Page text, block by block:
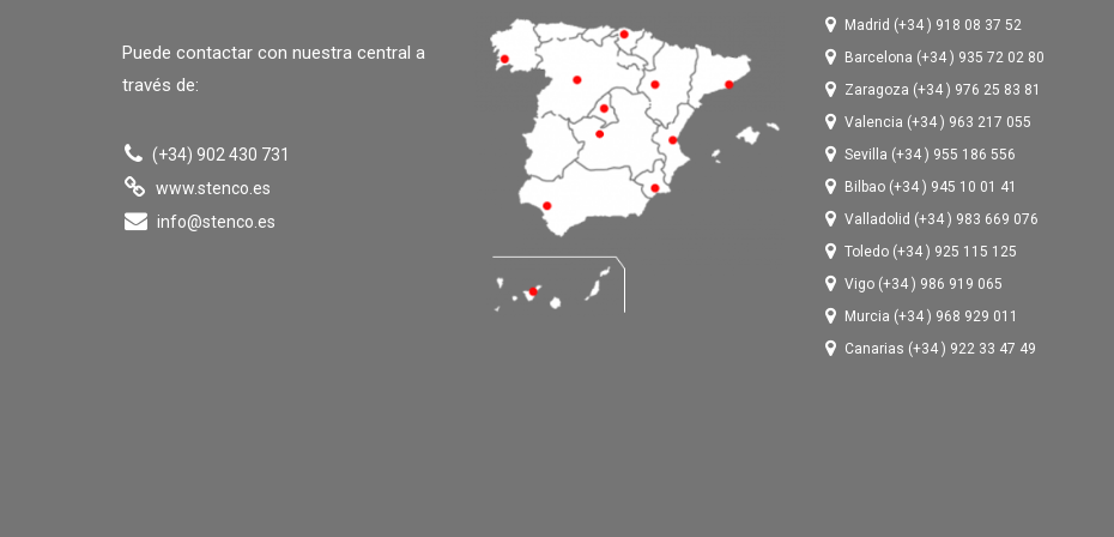
Puede contactar con nuestra central a
través de:
(+34) 902 430 731
www.stenco.es
info@stenco.es
Madrid (+34 ) 918 08 37 52
Barcelona (+34 ) 935 72 02 80
Zaragoza (+34 ) 976 25 83 81
Valencia (+34 ) 963 217 055
Sevilla (+34 ) 955 186 556
Bilbao (+34 ) 945 10 01 41
Valladolid (+34 ) 983 669 076
Toledo (+34 ) 925 115 125
Vigo (+34 ) 986 919 065
Murcia (+34 ) 968 929 011
Canarias (+34 ) 922 33 47 49